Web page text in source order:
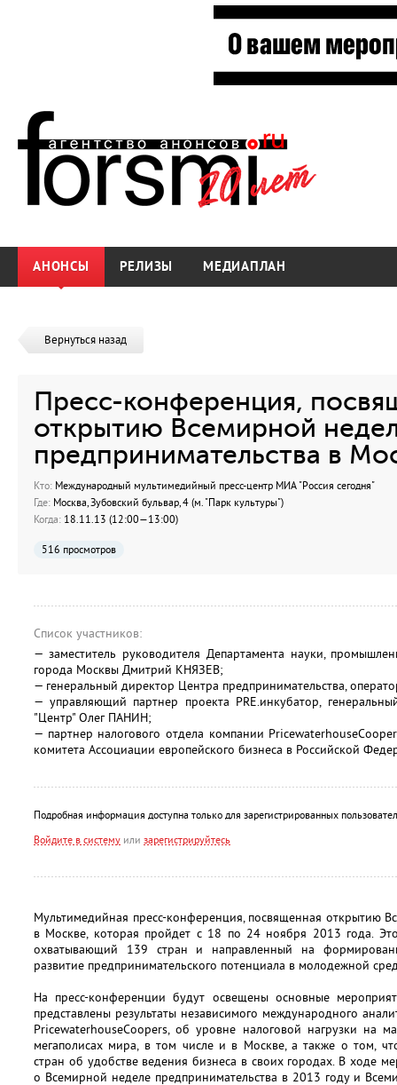
АНОНСЫ РЕЛИЗЫ МЕДИАПЛАН
Вернуться назад
Пресс-конференция,
открытию Всемирной
предпринимательства в
Кто: Международный мультимедийный пресс-центр МИА "Россия сегодня"
Где: Москва, Зубовский бульвар, 4 (м. "Парк культуры")
Когда: 18.11.13 (12:00—13:00)
516 просмотров
Список участников:
— заместитель руководителя Департамента науки,
города Москвы Дмитрий КНЯЗЕВ;
— генеральный директор Центра предпринимательства,
— управляющий партнер проекта PRE.инкубатор,
"Центр" Олег ПАНИН;
— партнер налогового отдела компании
комитета Ассоциации европейского бизнеса в Российской
Подробная информация доступна только для зарегистрированных
Войдите в систему или зарегистрируйтесь
Мультимедийная пресс-конференция, посвященная открытию
в Москве, которая пройдет с 18 по 24 ноября 2013 года.
охватывающий 139 стран и направленный на
развитие предпринимательского потенциала в молодежной
На пресс-конференции будут освещены основные
представлены результаты независимого международного
PricewaterhouseCoopers, об уровне налоговой нагрузки на
мегаполисах мира, в том числе и в Москве, а также о том,
стран об удобстве ведения бизнеса в своих городах. В ходе
о Всемирной неделе предпринимательства в 2013 году и